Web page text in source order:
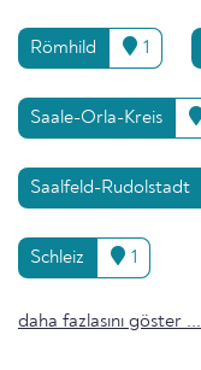
Römhild 1
Saale-Orla-Kreis
Saalfeld-Rudolstadt
Schleiz 1
daha fazlasını göster ...